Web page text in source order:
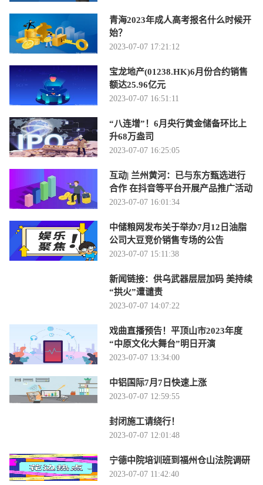
青海2023年成人高考报名什么时候开
始？
2023-07-07 17:21:12
宝龙地产(01238.HK)6月份合约销售
额达25.96亿元
2023-07-07 16:51:11
“八连增”！6月央行黄金储备环比上
升68万盎司
2023-07-07 16:25:05
互动| 兰州黄河：已与东方甄选进行
合作 在抖音等平台开展产品推广活动
2023-07-07 16:01:34
中储粮网发布关于举办7月12日油脂
公司大豆竞价销售专场的公告
2023-07-07 15:11:38
新闻链接：供乌武器层层加码 美持续
“拱火”遭谴责
2023-07-07 14:07:22
戏曲直播预告！平顶山市2023年度
“中原文化大舞台”明日开演
2023-07-07 13:34:00
中铝国际7月7日快速上涨
2023-07-07 12:59:55
封闭施工请绕行！
2023-07-07 12:01:48
宁德中院培训班到福州仓山法院调研
2023-07-07 11:42:40